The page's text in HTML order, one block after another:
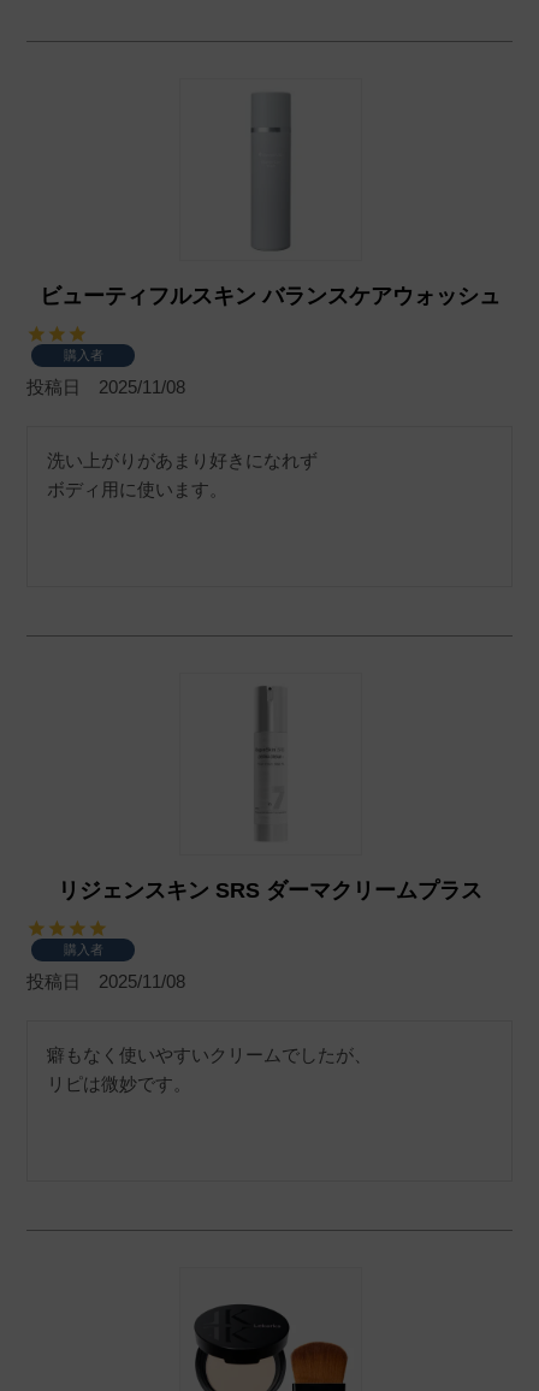
ビューティフルスキン バランスケアウォッシュ
購入者
投稿日 2025/11/08
洗い上がりがあまり好きになれず
ボディ用に使います。
リジェンスキン SRS ダーマクリームプラス
購入者
投稿日 2025/11/08
癖もなく使いやすいクリームでしたが、